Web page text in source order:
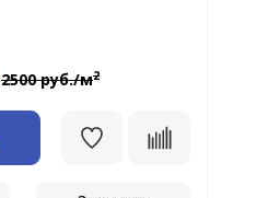
2500 руб./м2